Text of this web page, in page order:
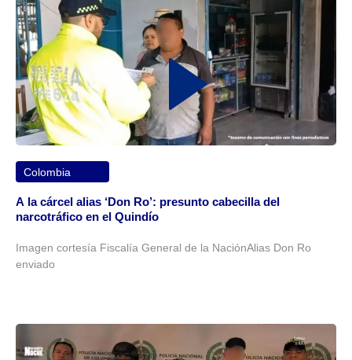
Colombia
A la cárcel alias ‘Don Ro’: presunto cabecilla del
narcotráfico en el Quindío
Imagen cortesía Fiscalía General de la NaciónAlias Don Ro
enviado